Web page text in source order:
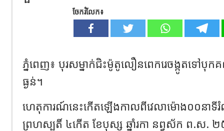
ចែករំលែក៖
ភ្នំពេញ៖ បុរសម្នាក់ជិះម៉ូតូលឿនពេករេចង្កូតទៅបុ
ធ្ងន់។
ហេតុការណ៍នេះកើតឡើងកាលពីវេលាម៉ោង០០នាទី
ព្រហស្បតិ៍ ៤កើត ខែបុស្ស ឆ្នាំរកា នព្វស័ក ព.ស. ២